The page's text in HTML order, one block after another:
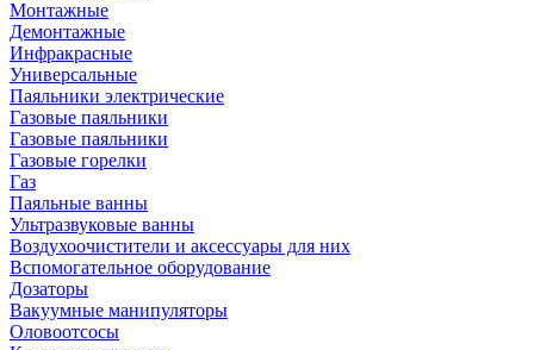
Монтажные
Демонтажные
Инфракрасные
Универсальные
Паяльники электрические
Газовые паяльники
Газовые паяльники
Газовые горелки
Газ
Паяльные ванны
Ультразвуковые ванны
Воздухоочистители и аксессуары для них
Вспомогательное оборудование
Дозаторы
Вакуумные манипуляторы
Оловоотсосы